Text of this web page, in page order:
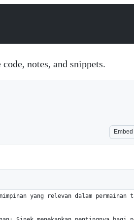
notes, and snippets.
Embed
yang relevan dalam